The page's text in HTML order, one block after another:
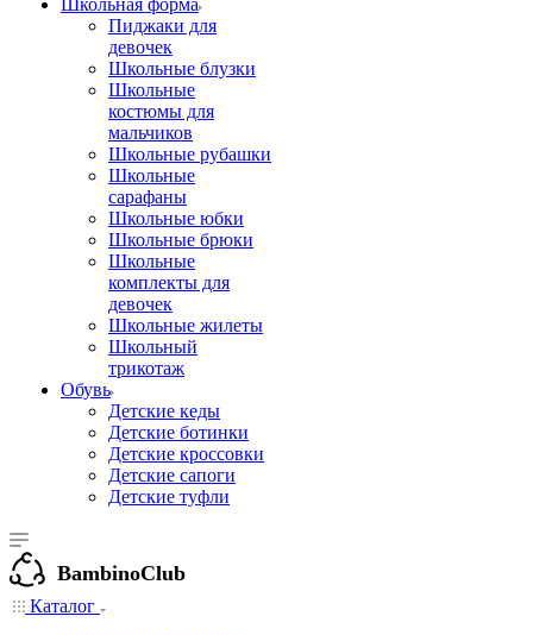
Школьная форма
Пиджаки для
девочек
Школьные блузки
Школьные
костюмы для
мальчиков
Школьные рубашки
Школьные
сарафаны
Школьные юбки
Школьные брюки
Школьные
комплекты для
девочек
Школьные жилеты
Школьный
трикотаж
Обувь
Детские кеды
Детские ботинки
Детские кроссовки
Детские сапоги
Детские туфли
BambinoClub
Каталог